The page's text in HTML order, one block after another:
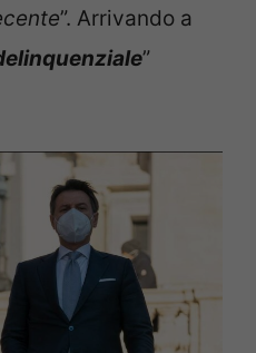
”. Arrivando a
”